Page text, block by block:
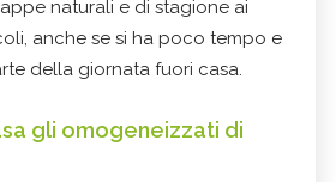
naturali e di stagione ai
anche se si ha poco tempo e
della giornata fuori casa.
gli omogeneizzati di